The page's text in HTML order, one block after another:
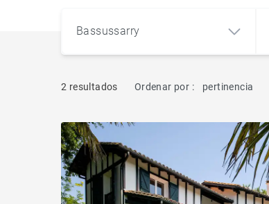
Bassussarry
Bassussarry (64200)
2 resultados Ordenar por : pertinencia